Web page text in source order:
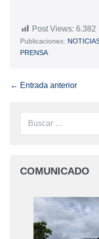
Post Views: 6.382
Publicaciones:
PRENSA
← Entrada anterior
COMUNICADO